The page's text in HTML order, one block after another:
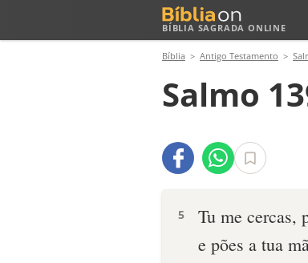
BÍBLIA SAGRADA ONLINE
Bíblia Antigo Testamento
Salmo
5
Tu me cercas,
e pões a tua